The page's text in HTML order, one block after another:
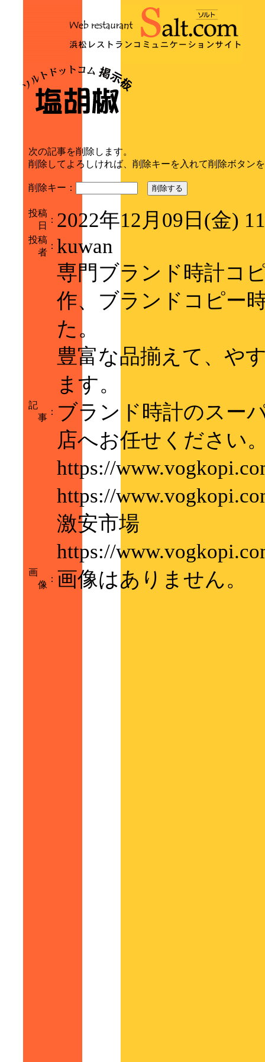
次の記事を削除します。
削除してよろしければ、削除キーを入れて削除ボタン
削除キー： 削除する
投稿
日
： 2022年12月09日(金)
投稿
者
： kuwan
記
事
：
専門ブランド時計コ
作、ブランドコピー
た。
豊富な品揃えて、や
ます。
ブランド時計のスー
店へお任せください
https://
https://
激安市場
https://
画
像
： 画像はありません。